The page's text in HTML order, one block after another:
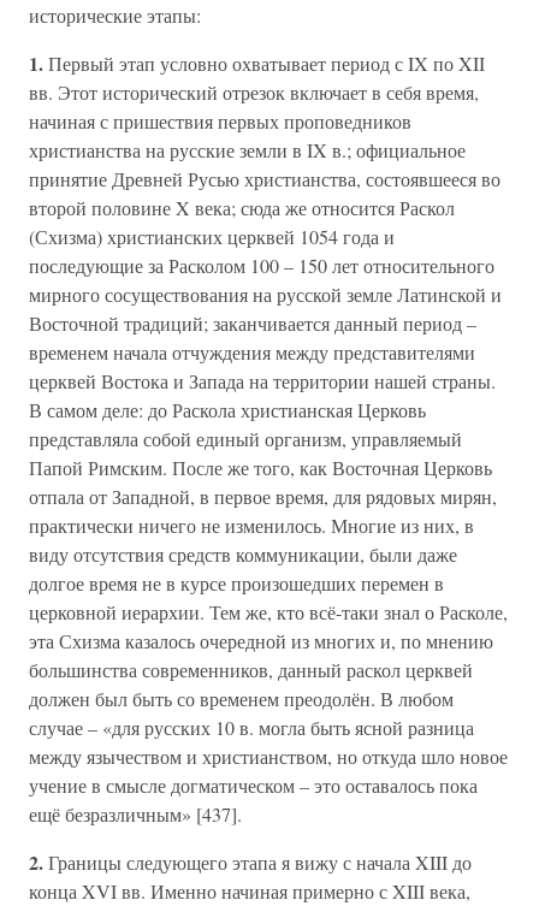
исторические этапы:
1.Первый этап условно охватывает период с IX по XII
вв. Этот исторический отрезок включает в себя время,
начиная с пришествия первых проповедников
христианства на русские земли в IX в.; официальное
принятие Древней Русью христианства, состоявшееся во
второй половине X века; сюда же относится Раскол
(Схизма) христианских церквей 1054 года и
последующие за Расколом 100 – 150 лет относительного
мирного сосуществования на русской земле Латинской и
Восточной традиций; заканчивается данный период –
временем начала отчуждения между представителями
церквей Востока и Запада на территории нашей страны.
В самом деле: до Раскола христианская Церковь
представляла собой единый организм, управляемый
Папой Римским. После же того, как Восточная Церковь
отпала от Западной, в первое время, для рядовых мирян,
практически ничего не изменилось. Многие из них, в
виду отсутствия средств коммуникации, были даже
долгое время не в курсе произошедших перемен в
церковной иерархии. Тем же, кто всё-таки знал о Расколе,
эта Схизма казалось очередной из многих и, по мнению
большинства современников, данный раскол церквей
должен был быть со временем преодолён. В любом
случае – «для русских 10 в. могла быть ясной разница
между язычеством и христианством, но откуда шло новое
учение в смысле догматическом – это оставалось пока
ещё безразличным» [437].
2.Границы следующего этапа я вижу с начала XIII до
конца XVI вв. Именно начиная примерно с XIII века,